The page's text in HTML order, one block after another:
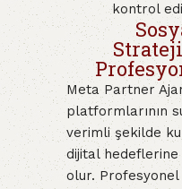
kontrol
Meta Partner
platformlarının
verimli şekilde
dijital hedeflerine
olur.